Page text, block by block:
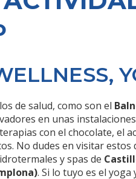
de salud, como son el
en unas
con el chocolate, el
No dudes en visitar
y spas de
. Si lo tuyo es el